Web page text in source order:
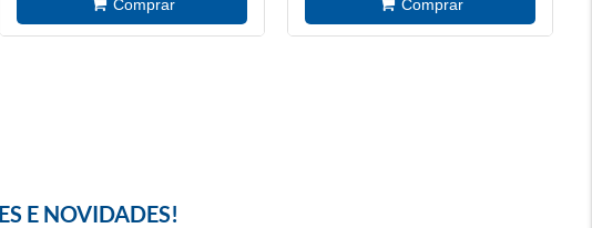
E NOVIDADES!